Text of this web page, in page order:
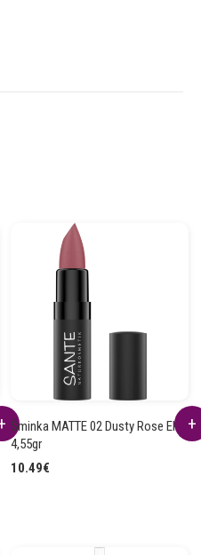
Šminka MATTE 02 Dusty Rose EKO
4,55gr
10.49€